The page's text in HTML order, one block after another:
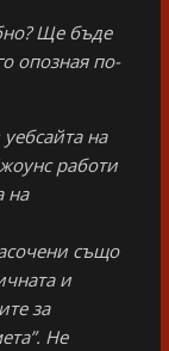
Ще бъде
опозная по-
на
работи
на
също
и
за
Не